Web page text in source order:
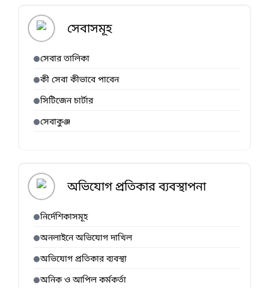
সেবাসমূহ
সেবার তালিকা
কী সেবা কীভাবে পাবেন
সিটিজেন চার্টার
সেবাকুঞ্জ
অভিযোগ প্রতিকার ব্যবস্থাপনা
নির্দেশিকাসমূহ
অনলাইনে অভিযোগ দাখিল
অভিযোগ প্রতিকার ব্যবস্থা
অনিক ও আপিল কর্মকর্তা